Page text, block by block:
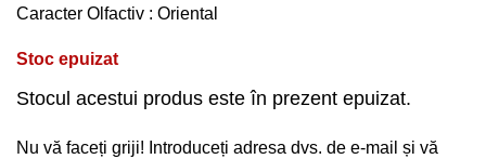
Caracter Olfactiv : Oriental
Stoc epuizat
Stocul acestui produs este în prezent epuizat.
Nu vă faceți griji! Introduceți adresa dvs. de e-mail și vă